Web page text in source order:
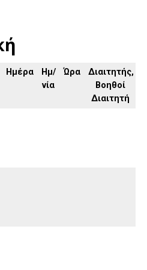
Ημέρα
Ημ/
νία
Ώρα
Διαιτητής,
Βοηθοί
Διαιτητή